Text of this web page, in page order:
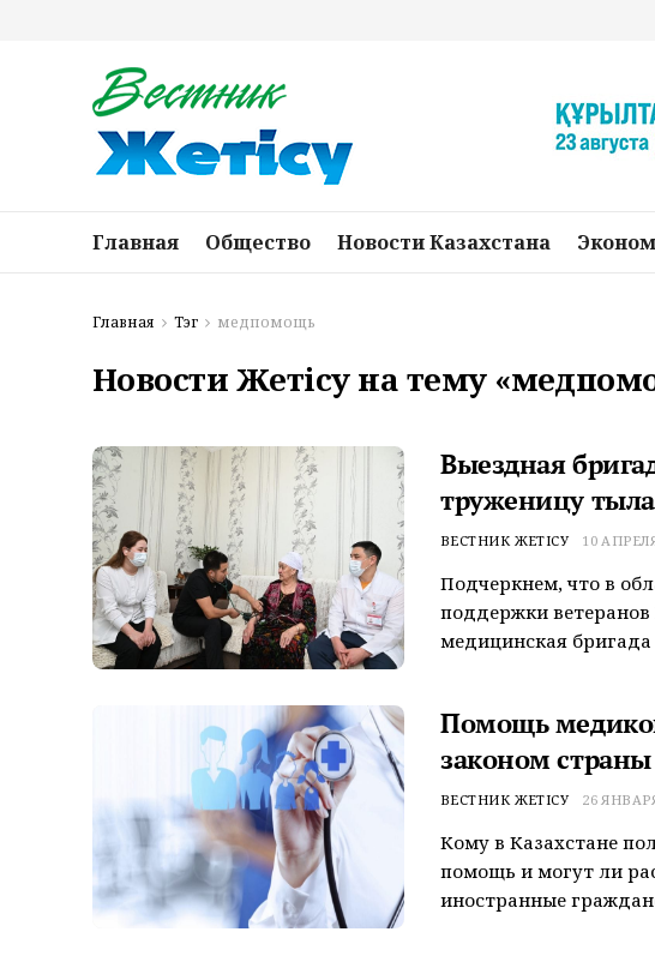
Главная Общество Новости Казахстана
Главная Тэг медпомощь
Новости Жетісу на тему
Выездная
труженицу
ВЕСТНИК ЖЕТІСУ 10
Подчеркнем, что в
поддержки
медицинская бригада
Помощь
законом страны
ВЕСТНИК ЖЕТІСУ 26
Кому в Казахстане
помощь и могут ли
иностранные